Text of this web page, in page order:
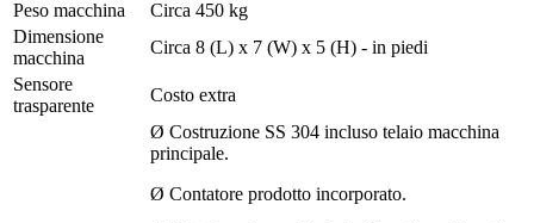
Peso macchina
Circa 450 kg
Dimensione
macchina
Circa 8 (L) x 7 (W) x 5 (H) - in piedi
Sensore
trasparente
Costo extra
Ø Costruzione SS 304 incluso telaio macchina
principale.
Ø Contatore prodotto incorporato.